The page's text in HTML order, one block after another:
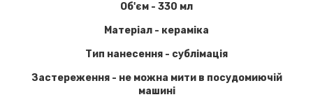
Об'єм - 330 мл
Матеріал - кераміка
Тип нанесення - сублімація
Застереження - не можна мити в посудомиючій
машині